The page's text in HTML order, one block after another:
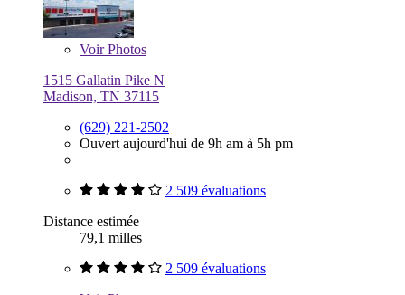
VoirPhotos
1515 Gallatin Pike N
Madison, TN 37115
(629) 221-2502
Ouvert aujourd'hui de 9h am à 5h pm
2 509 évaluations
Distance estimée
79,1 milles
2 509 évaluations